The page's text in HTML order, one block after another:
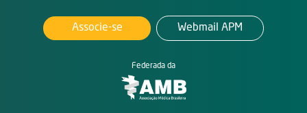
Federada da
Associe-se Webmail APM